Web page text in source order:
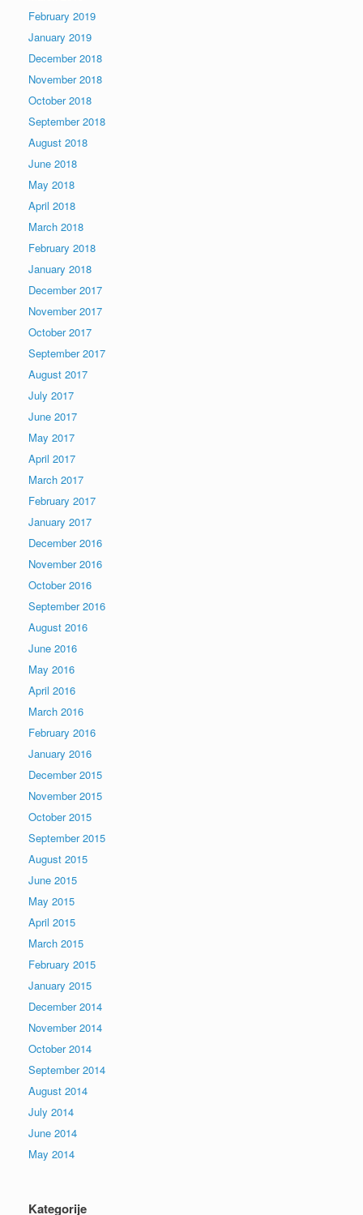
February 2019
January 2019
December 2018
November 2018
October 2018
September 2018
August 2018
June 2018
May 2018
April 2018
March 2018
February 2018
January 2018
December 2017
November 2017
October 2017
September 2017
August 2017
July 2017
June 2017
May 2017
April 2017
March 2017
February 2017
January 2017
December 2016
November 2016
October 2016
September 2016
August 2016
June 2016
May 2016
April 2016
March 2016
February 2016
January 2016
December 2015
November 2015
October 2015
September 2015
August 2015
June 2015
May 2015
April 2015
March 2015
February 2015
January 2015
December 2014
November 2014
October 2014
September 2014
August 2014
July 2014
June 2014
May 2014
Kategorije